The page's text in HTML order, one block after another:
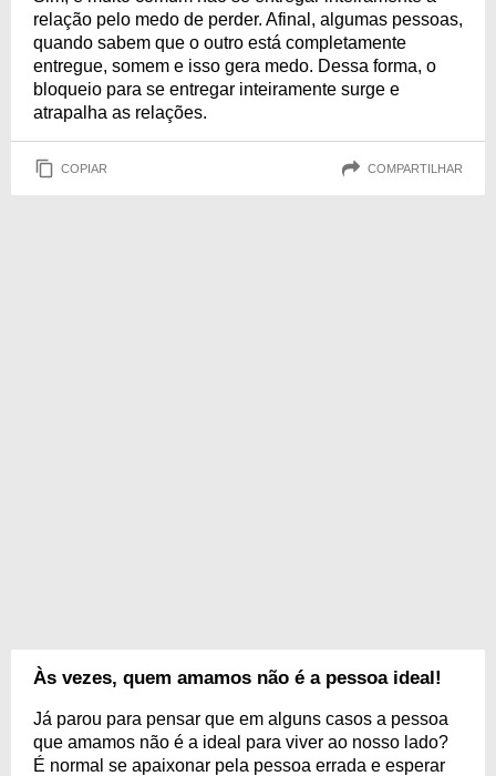
relação pelo medo de perder. Afinal, algumas pessoas,
quando sabem que o outro está completamente
entregue, somem e isso gera medo. Dessa forma, o
bloqueio para se entregar inteiramente surge e
atrapalha as relações.
COPIAR COMPARTILHAR
Às vezes, quem amamos não é a pessoa ideal!
Já parou para pensar que em alguns casos a pessoa
que amamos não é a ideal para viver ao nosso lado?
É normal se apaixonar pela pessoa errada e esperar